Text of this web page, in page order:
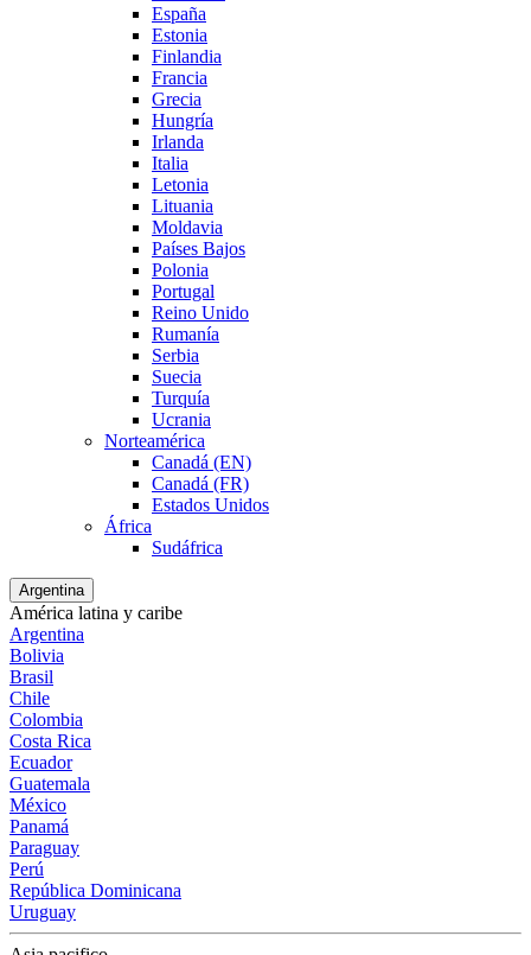
España
Estonia
Finlandia
Francia
Grecia
Hungría
Irlanda
Italia
Letonia
Lituania
Moldavia
Países Bajos
Polonia
Portugal
Reino Unido
Rumanía
Serbia
Suecia
Turquía
Ucrania
Norteamérica
Canadá (EN)
Canadá (FR)
Estados Unidos
África
Sudáfrica
Argentina
América latina y caribe
Argentina
Bolivia
Brasil
Chile
Colombia
Costa Rica
Ecuador
Guatemala
México
Panamá
Paraguay
Perú
República Dominicana
Uruguay